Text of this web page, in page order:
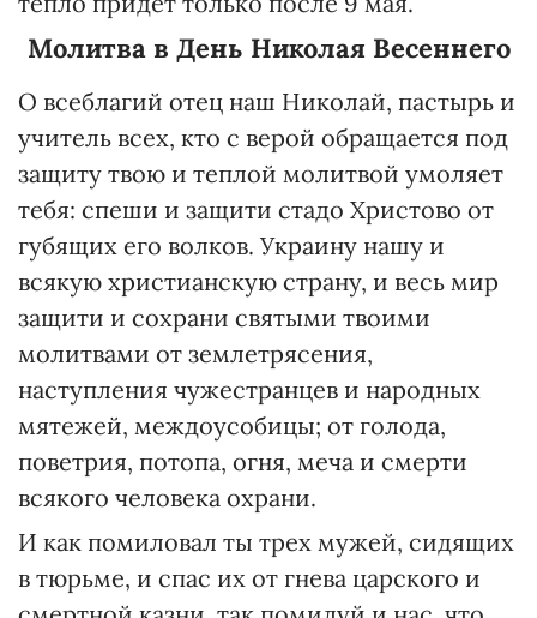
Молитва в День Николая Весеннего
О всеблагий отец наш Николай, пастырь и
учитель всех, кто с верой обращается под
защиту твою и теплой молитвой умоляет
тебя: спеши и защити стадо Христово от
губящих его волков. Украину нашу и
всякую христианскую страну, и весь мир
защити и сохрани святыми твоими
молитвами от землетрясения,
наступления чужестранцев и народных
мятежей, междоусобицы; от голода,
поветрия, потопа, огня, меча и смерти
всякого человека охрани.
И как помиловал ты трех мужей, сидящих
в тюрьме, и спас их от гнева царского и